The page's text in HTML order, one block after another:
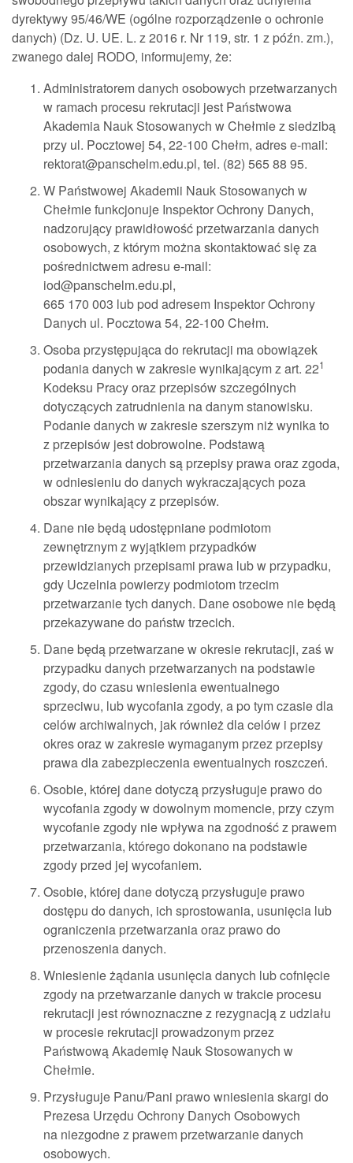
dyrektywy 95/46/WE (ogólne rozporządzenie o ochronie
danych) (Dz. U. UE. L. z 2016 r. Nr 119, str. 1 z późn. zm.),
zwanego dalej RODO, informujemy, że:
Administratorem danych osobowych przetwarzanych
w ramach procesu rekrutacji jest Państwowa
Akademia Nauk Stosowanych w Chełmie z siedzibą
przy ul. Pocztowej 54, 22-100 Chełm, adres e-mail:
rektorat@panschelm.edu.pl, tel. (82) 565 88 95.
W Państwowej Akademii Nauk Stosowanych w
Chełmie funkcjonuje Inspektor Ochrony Danych,
nadzorujący prawidłowość przetwarzania danych
osobowych, z którym można skontaktować się za
pośrednictwem adresu e-mail:
iod@panschelm.edu.pl,
665 170 003 lub pod adresem Inspektor Ochrony
Danych ul. Pocztowa 54, 22-100 Chełm.
Osoba przystępująca do rekrutacji ma obowiązek
podania danych w zakresie wynikającym z art. 221
Kodeksu Pracy oraz przepisów szczególnych
dotyczących zatrudnienia na danym stanowisku.
Podanie danych w zakresie szerszym niż wynika to
z przepisów jest dobrowolne. Podstawą
przetwarzania danych są przepisy prawa oraz zgoda,
w odniesieniu do danych wykraczających poza
obszar wynikający z przepisów.
Dane nie będą udostępniane podmiotom
zewnętrznym z wyjątkiem przypadków
przewidzianych przepisami prawa lub w przypadku,
gdy Uczelnia powierzy podmiotom trzecim
przetwarzanie tych danych. Dane osobowe nie będą
przekazywane do państw trzecich.
Dane będą przetwarzane w okresie rekrutacji, zaś w
przypadku danych przetwarzanych na podstawie
zgody, do czasu wniesienia ewentualnego
sprzeciwu, lub wycofania zgody, a po tym czasie dla
celów archiwalnych, jak również dla celów i przez
okres oraz w zakresie wymaganym przez przepisy
prawa dla zabezpieczenia ewentualnych roszczeń.
Osobie, której dane dotyczą przysługuje prawo do
wycofania zgody w dowolnym momencie, przy czym
wycofanie zgody nie wpływa na zgodność z prawem
przetwarzania, którego dokonano na podstawie
zgody przed jej wycofaniem.
Osobie, której dane dotyczą przysługuje prawo
dostępu do danych, ich sprostowania, usunięcia lub
ograniczenia przetwarzania oraz prawo do
przenoszenia danych.
Wniesienie żądania usunięcia danych lub cofnięcie
zgody na przetwarzanie danych w trakcie procesu
rekrutacji jest równoznaczne z rezygnacją z udziału
w procesie rekrutacji prowadzonym przez
Państwową Akademię Nauk Stosowanych w
Chełmie.
Przysługuje Panu/Pani prawo wniesienia skargi do
Prezesa Urzędu Ochrony Danych Osobowych
na niezgodne z prawem przetwarzanie danych
osobowych.